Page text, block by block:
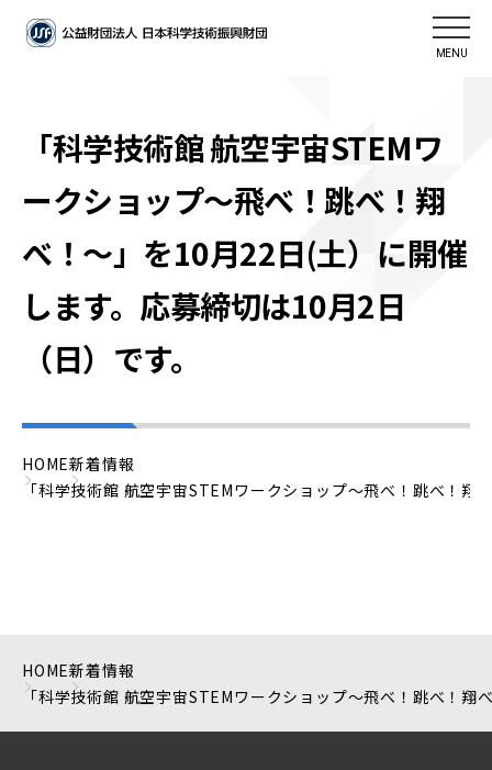
MENU
「科学技術館 航空宇宙STEMワ
ークショップ〜飛べ！跳べ！翔
べ！〜」を10月22日(土）に開催
します。応募締切は10月2日
（日）です。
HOME新着情報
「科学技術館 航空宇宙STEMワークショップ〜飛べ！跳べ！
HOME新着情報
「科学技術館 航空宇宙STEMワークショップ〜飛べ！跳べ！